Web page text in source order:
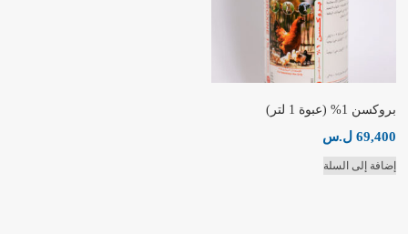
بروكسن 1% (عبوة 1 لتر)
69,400 ل.س
إضافة إلى السلة